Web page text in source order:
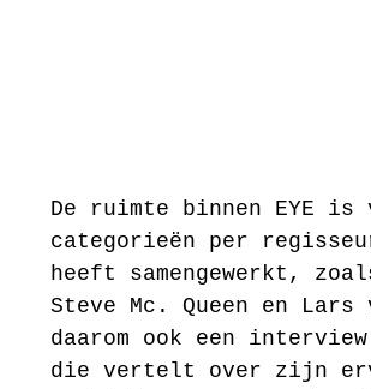
De ruimte binnen EYE
categorieën per
heeft samengewerkt,
Steve Mc. Queen en
daarom ook een
die vertelt over zijn